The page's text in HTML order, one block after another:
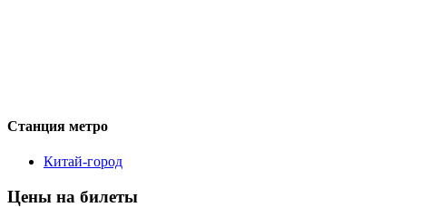
Станция метро
Китай-город
Цены на билеты